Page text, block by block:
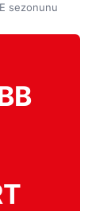
sezonunu